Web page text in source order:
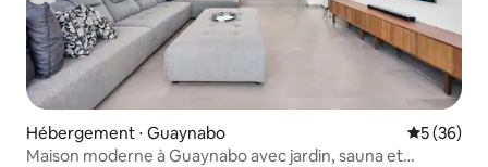
Hébergement ⋅ Guaynabo
5 (36)
Maison moderne à Guaynabo avec jardin, sauna et